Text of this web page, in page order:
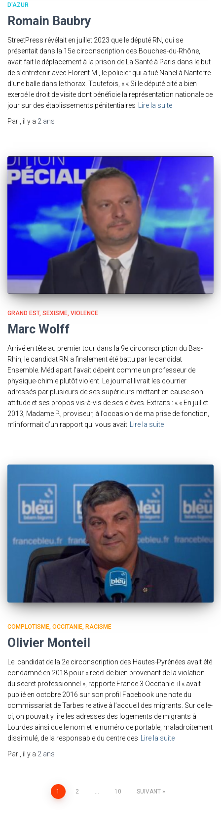
D'AZUR
Romain Baubry
StreetPress révélait en juillet 2023 que le député RN, qui se
présentait dans la 15e circonscription des Bouches-du-Rhône,
avait fait le déplacement à la prison de La Santé à Paris dans le but
de s’entretenir avec Florent M., le policier qui a tué Nahel à Nanterre
d’une balle dans le thorax. Toutefois, « « Si le député cité a bien
exercé le droit de visite dont bénéficie la représentation nationale ce
jour sur des établissements pénitentiaires
Lire la suite
Par
, il y a 2 ans
GRAND EST SEXISME VIOLENCE
Marc Wolff
Arrivé en tête au premier tour dans la 9e circonscription du Bas-
Rhin, le candidat RN a finalement été battu par le candidat
Ensemble. Médiapart l’avait dépeint comme un professeur de
physique-chimie plutôt violent. Le journal livrait les courrier
adressés par plusieurs de ses supérieurs mettant en cause son
attitude et ses propos vis-à-vis de ses élèves. Extraits : « « En juillet
2013, Madame P., proviseur, à l’occasion de ma prise de fonction,
m’informait d’un rapport qui vous avait Lire la suite
COMPLOTISME OCCITANIE RACISME
Olivier Monteil
Le candidat de la 2e circonscription des Hautes-Pyrénées avait été
condamné en 2018 pour « recel de bien provenant de la violation
du secret professionnel », rapporte France 3 Occitanie. il « avait
publié en octobre 2016 sur son profil Facebook une note du
commissariat de Tarbes relative à l’accueil des migrants. Sur celle-
ci, on pouvait y lire les adresses des logements de migrants à
Lourdes ainsi que le nom et le numéro de portable, maladroitement
dissimulé, de la responsable du centre des Lire la suite
Par , il y a 2 ans
Pagination
1 2 … 10 SUIVANT